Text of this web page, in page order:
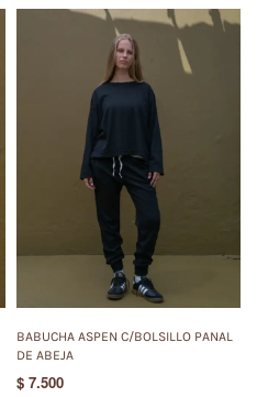
BABUCHA ASPEN C/BOLSILLO PANAL
DE ABEJA
$ 7.500